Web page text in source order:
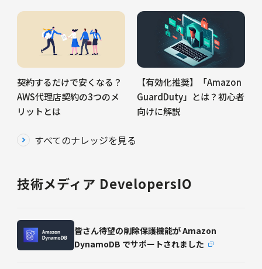
契約するだけで安くなる？
AWS代理店契約の3つのメ
リットとは
【有効化推奨】「Amazon
GuardDuty」とは？初心者
向けに解説
すべてのナレッジを見る
技術メディア DevelopersIO
皆さん待望の削除保護機能が Amazon
DynamoDB でサポートされました